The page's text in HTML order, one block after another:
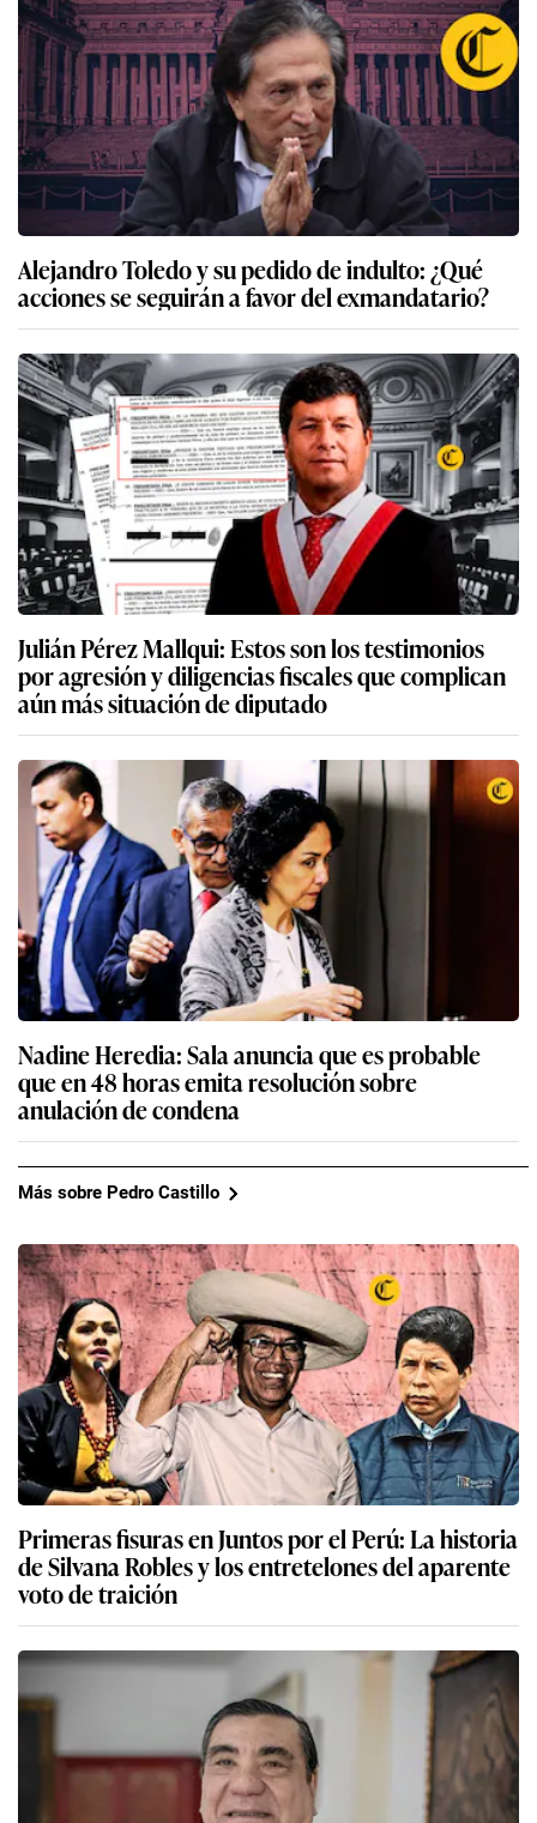
Alejandro Toledo y su pedido de indulto: ¿Qué
acciones se seguirán a favor del exmandatario?
Julián Pérez Mallqui: Estos son los testimonios
por agresión y diligencias fiscales que complican
aún más situación de diputado
Nadine Heredia: Sala anuncia que es probable
que en 48 horas emita resolución sobre
anulación de condena
Más sobre Pedro Castillo
Primeras fisuras en Juntos por el Perú: La historia
de Silvana Robles y los entretelones del aparente
voto de traición